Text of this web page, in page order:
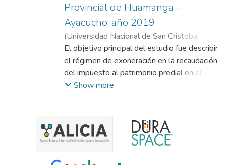
Provincial de Huamanga -
Ayacucho, año 2019
(Universidad Nacional de San Cristóbal de
Huamanga ,2026)Diburga Inga, Jean Oscar;
Hinostroza Aucasime, José
El objetivo principal del estudio fue describir
el régimen de exoneración en la recaudación
del impuesto al patrimonio predial en el
Servicio de Administración Tributaria de
ejercicio 2019. Asimismo, se buscó
identificar estrategias orientadas a optimizar
la recaudación sin comprometer los
derechos de los contribuyentes ni los
Show more